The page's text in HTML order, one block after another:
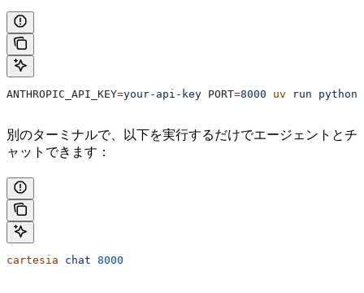
ANTHROPIC_API_KEY=your-api-key PORT=8000 uv run python
別のターミナルで、以下を実行するだけでエージェントとチ
ャットできます：
cartesia chat 8000